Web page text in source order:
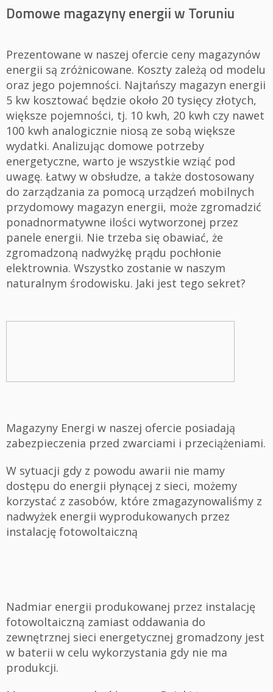
Domowe magazyny energii w Toruniu
Prezentowane w naszej ofercie ceny magazynów
energii są zróżnicowane. Koszty zależą od modelu
oraz jego pojemności. Najtańszy magazyn energii
5 kw kosztować będzie około 20 tysięcy złotych,
większe pojemności, tj. 10 kwh, 20 kwh czy nawet
100 kwh analogicznie niosą ze sobą większe
wydatki. Analizując domowe potrzeby
energetyczne, warto je wszystkie wziąć pod
uwagę. Łatwy w obsłudze, a także dostosowany
do zarządzania za pomocą urządzeń mobilnych
przydomowy magazyn energii, może zgromadzić
ponadnormatywne ilości wytworzonej przez
panele energii. Nie trzeba się obawiać, że
zgromadzoną nadwyżkę prądu pochłonie
elektrownia. Wszystko zostanie w naszym
naturalnym środowisku. Jaki jest tego sekret?
Magazyny Energi w naszej ofercie posiadają
zabezpieczenia przed zwarciami i przeciążeniami.
W sytuacji gdy z powodu awarii nie mamy
dostępu do energii płynącej z sieci, możemy
korzystać z zasobów, które zmagazynowaliśmy z
nadwyżek energii wyprodukowanych przez
instalację fotowoltaiczną
Nadmiar energii produkowanej przez instalację
fotowoltaiczną zamiast oddawania do
zewnętrznej sieci energetycznej gromadzony jest
w baterii w celu wykorzystania gdy nie ma
produkcji.